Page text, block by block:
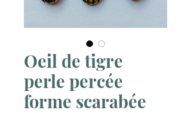
Oeil de tigre
perle percée
forme scarabée